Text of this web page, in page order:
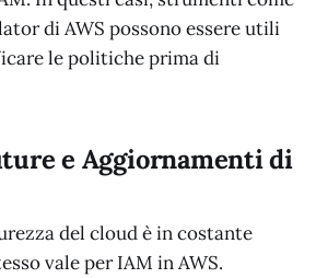
di AWS possono essere utili
le politiche prima di
e Aggiornamenti di
del cloud è in costante
vale per IAM in AWS.